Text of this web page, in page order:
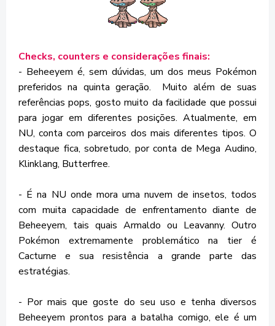
Checks, counters e considerações finais:
- Beheeyem é, sem dúvidas, um dos meus Pokémon
preferidos na quinta geração. Muito além de suas
referências pops, gosto muito da facilidade que possui
para jogar em diferentes posições. Atualmente, em
NU, conta com parceiros dos mais diferentes tipos. O
destaque fica, sobretudo, por conta de Mega Audino,
Klinklang, Butterfree.
- É na NU onde mora uma nuvem de insetos, todos
com muita capacidade de enfrentamento diante de
Beheeyem, tais quais Armaldo ou Leavanny. Outro
Pokémon extremamente problemático na tier é
Cacturne e sua resistência a grande parte das
estratégias.
- Por mais que goste do seu uso e tenha diversos
Beheeyem prontos para a batalha comigo, ele é um